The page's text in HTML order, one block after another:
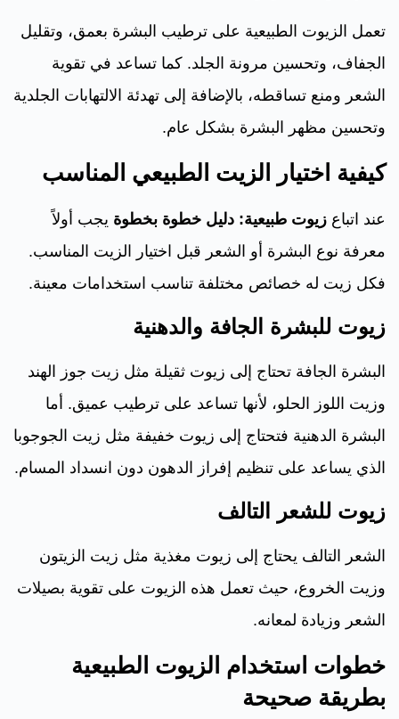
تعمل الزيوت الطبيعية على ترطيب البشرة بعمق، وتقليل
الجفاف، وتحسين مرونة الجلد. كما تساعد في تقوية
الشعر ومنع تساقطه، بالإضافة إلى تهدئة الالتهابات الجلدية
وتحسين مظهر البشرة بشكل عام.
كيفية اختيار الزيت الطبيعي المناسب
عند اتباع زيوت طبيعية: دليل خطوة بخطوة يجب أولاً
معرفة نوع البشرة أو الشعر قبل اختيار الزيت المناسب.
فكل زيت له خصائص مختلفة تناسب استخدامات معينة.
زيوت للبشرة الجافة والدهنية
البشرة الجافة تحتاج إلى زيوت ثقيلة مثل زيت جوز الهند
وزيت اللوز الحلو، لأنها تساعد على ترطيب عميق. أما
البشرة الدهنية فتحتاج إلى زيوت خفيفة مثل زيت الجوجوبا
الذي يساعد على تنظيم إفراز الدهون دون انسداد المسام.
زيوت للشعر التالف
الشعر التالف يحتاج إلى زيوت مغذية مثل زيت الزيتون
وزيت الخروع، حيث تعمل هذه الزيوت على تقوية بصيلات
الشعر وزيادة لمعانه.
خطوات استخدام الزيوت الطبيعية
بطريقة صحيحة